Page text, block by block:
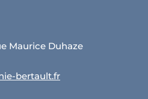
Maurice Duhaze
bertault.fr